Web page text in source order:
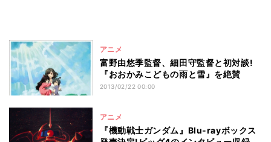
アニメ
富野由悠季監督、細田守監督と初対談!
『おおかみこどもの雨と雪』を絶賛
2013/02/22 00:00
アニメ
『機動戦士ガンダム』Blu-rayボックス